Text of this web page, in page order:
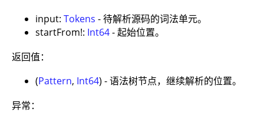
input: Tokens - 待解析源码的词法单元。
startFrom!: Int64- 起始位置。
返回值：
(Pattern, Int64) - 语法树节点，继续解析的位置。
异常：